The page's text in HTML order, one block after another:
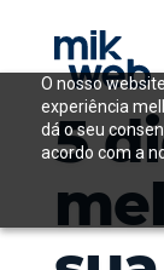
O nosso
experiência
dá o seu
acordo com a
5